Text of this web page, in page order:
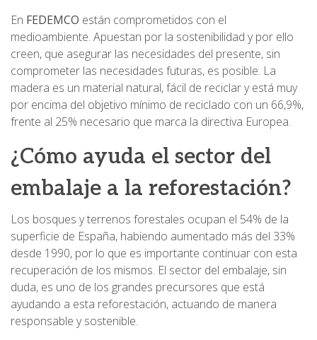
En FEDEMCO están comprometidos con el
medioambiente. Apuestan por la sostenibilidad y por ello
creen, que asegurar las necesidades del presente, sin
comprometer las necesidades futuras, es posible. La
madera es un material natural, fácil de reciclar y está muy
por encima del objetivo mínimo de reciclado con un 66,9%,
frente al 25% necesario que marca la directiva Europea.
¿Cómo ayuda el sector del
embalaje a la reforestación?
Los bosques y terrenos forestales ocupan el 54% de la
superficie de España, habiendo aumentado más del 33%
desde 1990, por lo que es importante continuar con esta
recuperación de los mismos. El sector del embalaje, sin
duda, es uno de los grandes precursores que está
ayudando a esta reforestación, actuando de manera
responsable y sostenible.